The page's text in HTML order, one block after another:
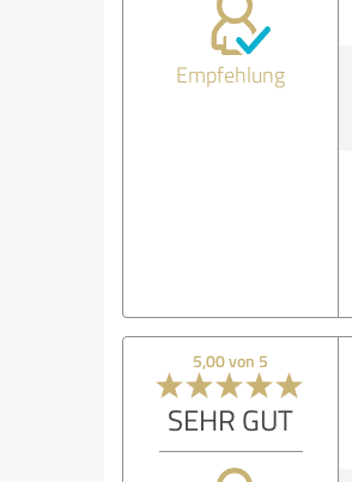
Empfehlung
5,00 von 5
SEHR GUT